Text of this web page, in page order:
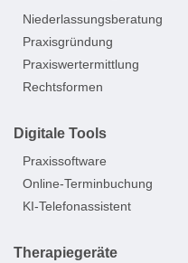
Niederlassungsberatung
Praxisgründung
Praxiswertermittlung
Rechtsformen
Digitale Tools
Praxissoftware
Online-Terminbuchung
KI-Telefonassistent
Therapiegeräte